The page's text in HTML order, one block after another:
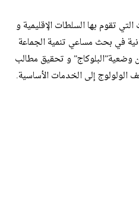
تقوم بها السلطات الإقليمية و
في بحث مساعي تنمية الجماعة
و تحقيق مطالب
الولولوج إلى الخدمات الأساسية.